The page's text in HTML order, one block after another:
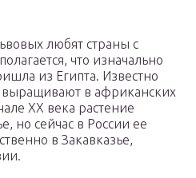
любят страны с
что изначально
из Египта. Известно
выращивают в африканских
XX века растение
но сейчас в России ее
в Закавказье,